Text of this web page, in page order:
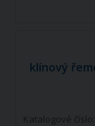
klínový
Katalogové